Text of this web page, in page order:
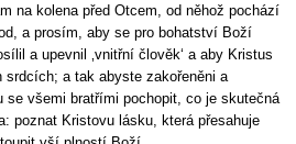
na kolena před Otcem, od něhož pochází
a prosím, aby se pro bohatství Boží
a upevnil ‚vnitřní člověk‘ a aby Kristus
a tak abyste zakořeněni a
se všemi bratřími pochopit, co je skutečná
poznat Kristovu lásku, která přesahuje